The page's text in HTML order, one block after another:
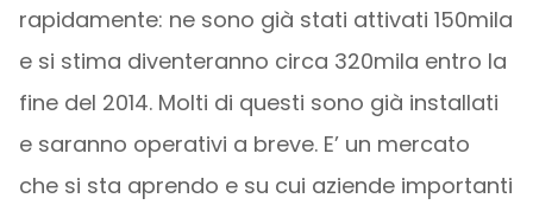
rapidamente: ne sono già stati attivati 150mila
e si stima diventeranno circa 320mila entro la
fine del 2014. Molti di questi sono già installati
e saranno operativi a breve. E’ un mercato
che si sta aprendo e su cui aziende importanti